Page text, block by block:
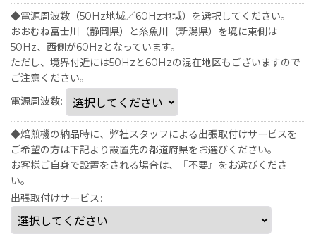
◆電源周波数（50Hz地域／60Hz地域）を選択してください。
おおむね富士川（静岡県）と糸魚川（新潟県）を境に東側は
50Hz、西側が60Hzとなっています。
ただし、境界付近には50Hzと60Hzの混在地区もございますので
ご注意ください。
電源周波数:
◆焙煎機の納品時に、弊社スタッフによる出張取付けサービスを
ご希望の方は下記より設置先の都道府県をお選びください。
お客様ご自身で設置をされる場合は、『不要』をお選びくださ
い。
出張取付けサービス: